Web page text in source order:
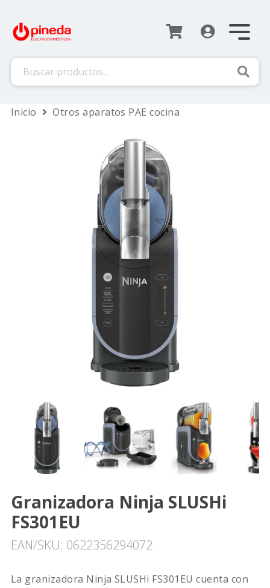
Inicio
 Otros aparatos PAE cocina
Granizadora Ninja SLUSHi
FS301EU
EAN/SKU: 0622356294072
La granizadora Ninja SLUSHi FS301EU cuenta con